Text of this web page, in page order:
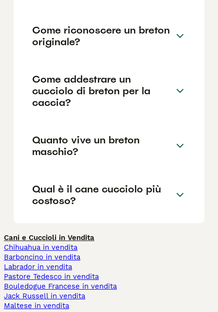
Come riconoscere un breton
originale?
Come addestrare un
cucciolo di breton per la
caccia?
Quanto vive un breton
maschio?
Qual è il cane cucciolo più
costoso?
Cani e Cuccioli in Vendita
Chihuahua in vendita
Barboncino in vendita
Labrador in vendita
Pastore Tedesco in vendita
Bouledogue Francese in vendita
Jack Russell in vendita
Maltese in vendita